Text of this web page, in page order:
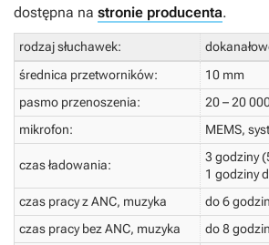
dostępna na stronie producenta.
rodzaj słuchawek:
średnica przetworników:
10 mm
pasmo przenoszenia:
20 – 20
mikrofon:
MEMS,
czas ładowania:
3 godziny
1 godziny
czas pracy z ANC, muzyka
do 6 godzin
czas pracy bez ANC, muzyka
do 8 godzin